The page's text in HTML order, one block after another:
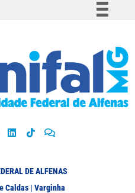
Participe
Acesso à informação
Legislação
DE ALFENAS
Caldas | Varginha